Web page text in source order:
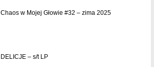
Chaos w Mojej Głowie #32 – zima 2025
DELICJE – s/t LP